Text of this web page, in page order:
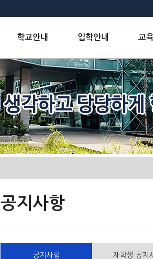
학교안내 입학안내 교
공지사항
공지사항 재학생 공지